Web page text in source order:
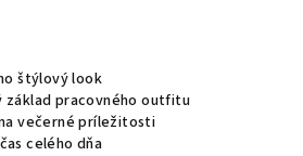
štýlový look
základ pracovného outfitu
večerné príležitosti
celého dňa